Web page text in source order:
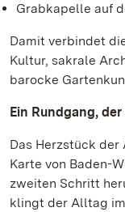
Grabkapelle auf
Damit verbindet
Kultur, sakrale
barocke
Ein Rundgang,
Das Herzstück der
Karte von Baden-
zweiten Schritt
klingt der Alltag